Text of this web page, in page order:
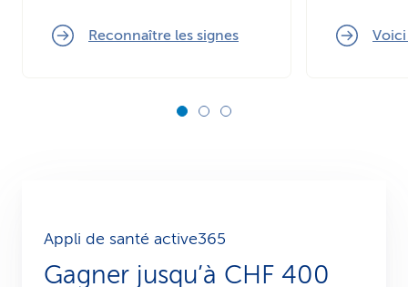
Reconnaître les signes
Appli de santé active365
Gagner jusqu’à CHF 400